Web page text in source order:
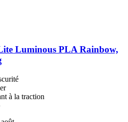
Luminous PLA Rainbow,
à la traction